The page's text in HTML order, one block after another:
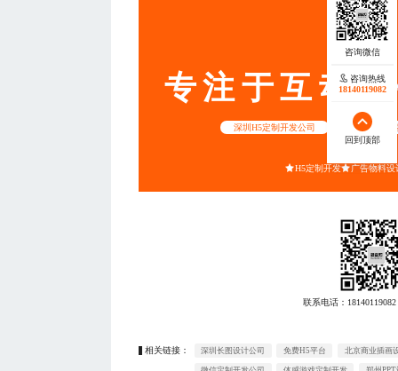
服务
专注于互动
深圳H5定制开发公司 重庆公众号
H5定制开发 广告物料设
联系电话： 18140119082
相关链接： 深圳长图设计公司 免费H5平台 北京商业插画
咨询热线
18140119082
回到顶部
咨询热线
18140119082
回到顶部